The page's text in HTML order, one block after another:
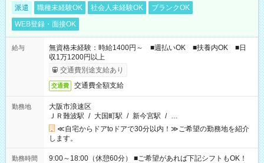
派遣 職種未経験OK 社会人未経験OK
ブランクOK
WEB登録・面接OK
給与
無資格未経験：時給1400円～ ■週払いOK ■扶養内OK ■日
収1万1200円以上
交通費別途支給あり
交通費 交通費全額支給
勤務地
大阪市浪速区
ＪＲ難波駅 / 大国町駅 / 新今宮駅 / …
≪自宅からドアtoドアで30分以内！≫ご希望の勤務地を紹介
します。
勤務時間
9:00～18:00（休憩60分） ■ご希望があれば下記シフトもOK！